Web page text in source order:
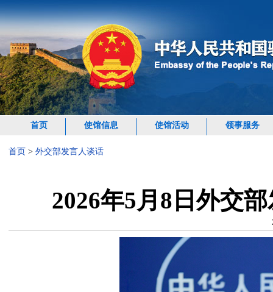
首页 使馆信息 使馆活动 领事服务
首页 > 外交部发言人谈话
2026年5月8日外交